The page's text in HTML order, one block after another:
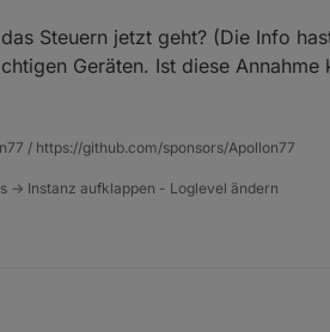
Steuern jetzt geht? (Die Info
Geräten. Ist diese Annahme
/ https://github.com/sponsors/Apollon77
-> Instanz aufklappen - Loglevel ändern